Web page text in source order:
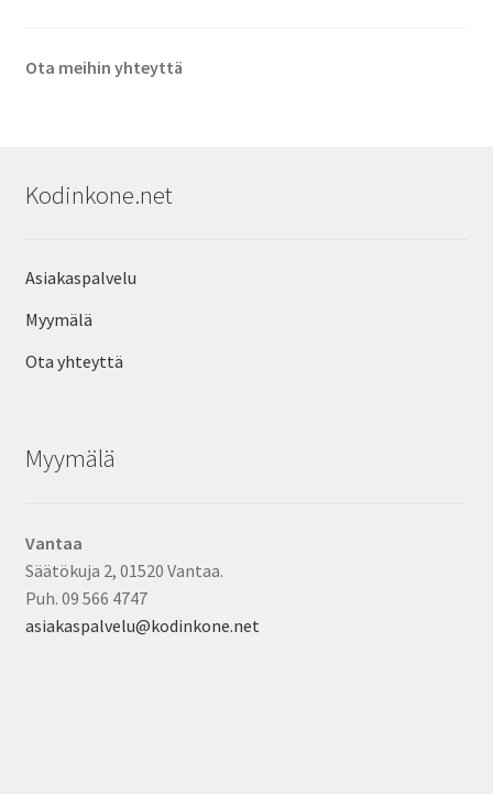
Ota meihin yhteyttä
Kodinkone.net
Asiakaspalvelu
Myymälä
Ota yhteyttä
Myymälä
Vantaa
Säätökuja 2, 01520 Vantaa.
Puh. 09 566 4747
asiakaspalvelu@kodinkone.net